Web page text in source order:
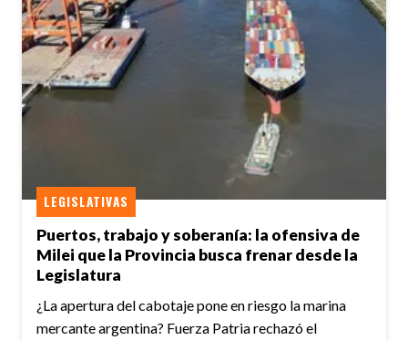
Puertos, trabajo y soberanía: la ofensiva de
Milei que la Provincia busca frenar desde la
Legislatura
LEGISLATIVAS
¿La apertura del cabotaje pone en riesgo la marina
mercante argentina? Fuerza Patria rechazó el